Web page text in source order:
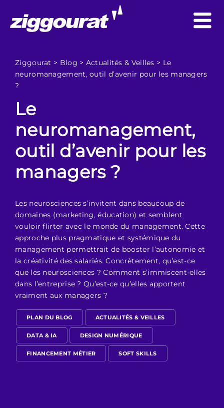
Ziggourat > Blog > Actualités & Veilles > Le
neuromanagement, outil d’avenir pour les managers
?
Le
neuromanagement,
outil d’avenir pour les
managers ?
Les neurosciences s’invitent dans beaucoup de
domaines (marketing, éducation) et semblent
vouloir flirter avec le monde du management. Cette
approche plus pragmatique et systémique du
management permettrait de booster l’autonomie et
la créativité des salariés. Concrètement, qu’est-ce
que les neurosciences ? Comment s’immiscent-elles
dans l’entreprise ? Qu’est-ce qu’elles apportent
vraiment aux managers ?
PLAN DU BLOG ACTUALITÉS & VEILLES
DATA & IA DESIGN NUMÉRIQUE
FINANCEMENT MÉTIER SOFT SKILLS